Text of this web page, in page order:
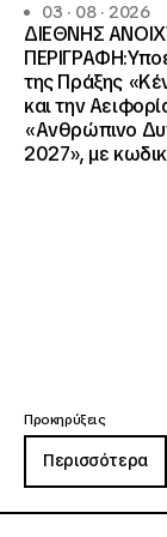
03 · 08 · 2026
ΔΙΕΘΝΗΣ
της Πράξης
και την
«Ανθρώπινο
2027», με
Προκηρύξεις
Περισσότερα